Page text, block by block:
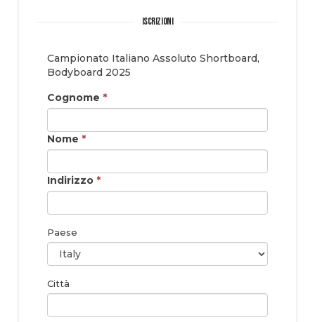
ISCRIZIONI
Campionato Italiano Assoluto Shortboard,
Bodyboard 2025
Cognome *
Nome *
Indirizzo *
Paese
Città